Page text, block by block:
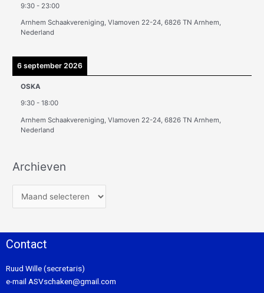
9:30 - 23:00
Arnhem Schaakvereniging, Vlamoven 22-24, 6826 TN Arnhem,
Nederland
6 september 2026
OSKA
9:30 -18:00
Arnhem Schaakvereniging, Vlamoven 22-24, 6826 TN Arnhem,
Nederland
Archieven
Contact
Ruud Wille (secretaris)
e-mail ASVschaken@gmail.com